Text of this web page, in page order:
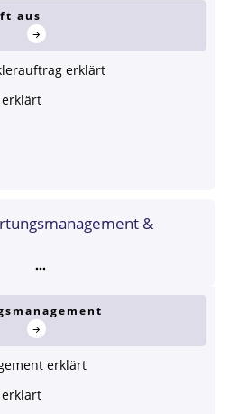
aus
erklärt
erklärt
&
erklärt
erklärt